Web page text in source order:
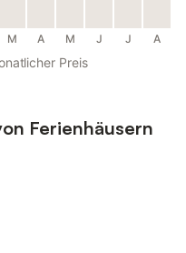
M A M J J A
Preis
Ferienhäusern